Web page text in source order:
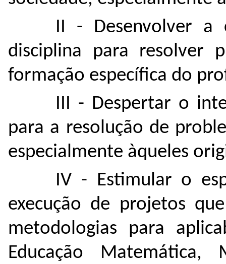
II - Desenvolver a
disciplina para resolver
formação específica do
III - Despertar o
para a resolução de
especialmente àqueles
IV - Estimular o
execução de projetos
metodologias para
Educação Matemática,